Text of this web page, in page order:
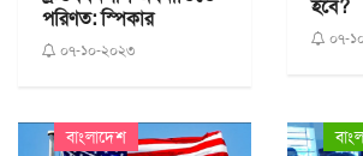
পরিণত: স্পিকার
০৭-১০-২০২৩
হবে?
০৭-
বাংলাদেশ